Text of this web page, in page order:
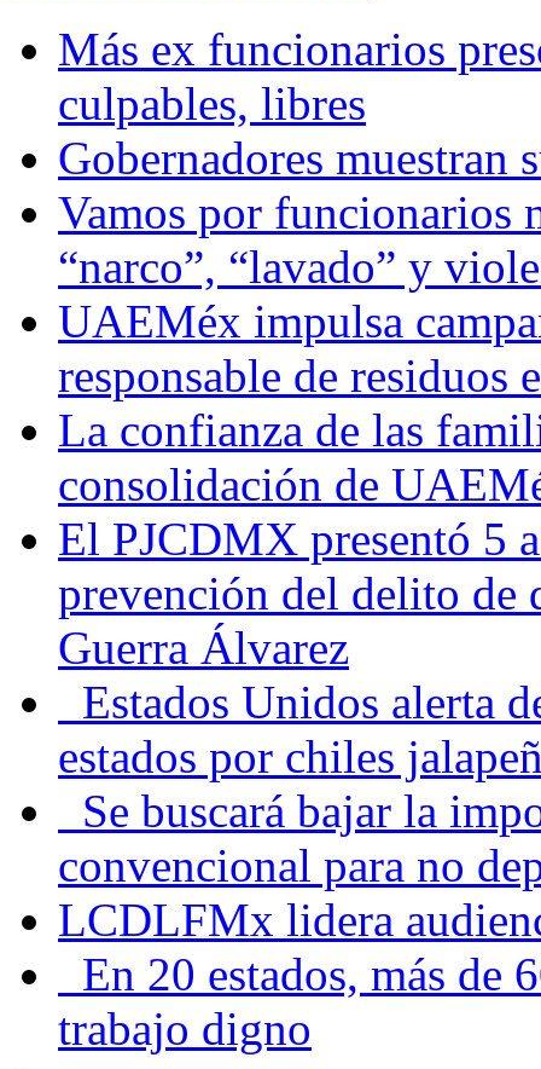
Más ex funcionarios
culpables, libres
Gobernadores muestran
Vamos por funcionarios
“narco”, “lavado” y
UAEMéx impulsa
responsable de residuos
La confianza de las
consolidación de
El PJCDMX presentó 5
prevención del delito de
Guerra Álvarez
Estados Unidos alerta
estados por chiles
Se buscará bajar la
convencional para no
LCDLFMx lidera
En 20 estados, más de
trabajo digno